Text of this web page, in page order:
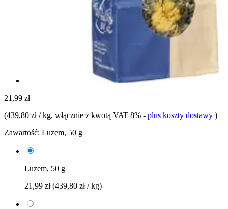
21,99 zł
(439,80 zł / kg, włącznie z kwotą VAT 8% - plus koszty dostawy )
Zawartość: Luzem, 50 g
Luzem, 50 g
21,99 zł(439,80 zł / kg)